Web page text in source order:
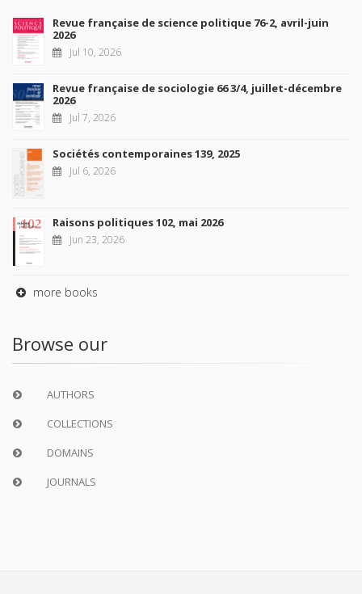
Revue française de science politique 76-2, avril-juin
2026
Jul 10, 2026
Revue française de sociologie 66 3/4, juillet-décembre
2026
Jul 7, 2026
Sociétés contemporaines 139, 2025
Jul 6, 2026
Raisons politiques 102, mai 2026
Jun 23, 2026
more books
Browse our
AUTHORS
COLLECTIONS
DOMAINS
JOURNALS